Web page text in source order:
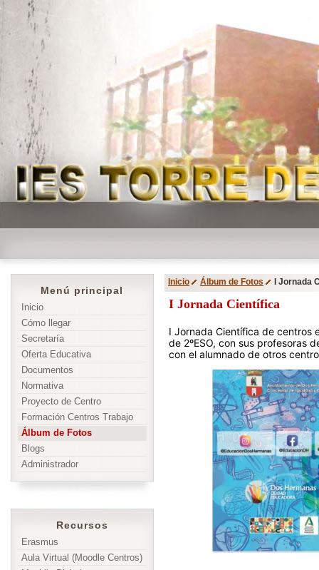
Menú principal
Inicio
Cómo llegar
Secretaría
Oferta Educativa
Documentos
Normativa
Proyecto de Centro
Formación Centros Trabajo
Álbum de Fotos
Blogs
Administrador
Recursos
Erasmus
Aula Virtual (Moodle Centros)
Inicio Álbum de Fotos I Jornada
I Jornada Científica
I Jornada Científica de centros
de 2ºESO, con sus profesoras
con el alumnado de otros